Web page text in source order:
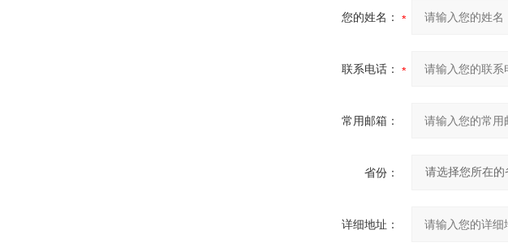
您的姓名：
联系电话：
常用邮箱：
省份：
详细地址：